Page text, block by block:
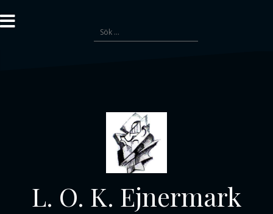
till
innehåll
Sök
efter:
L. O. K. Ejnermark